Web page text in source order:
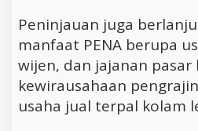
Peninjauan juga
manfaat PENA berupa
wijen, dan jajanan pasar
kewirausahaan
usaha jual terpal kolam